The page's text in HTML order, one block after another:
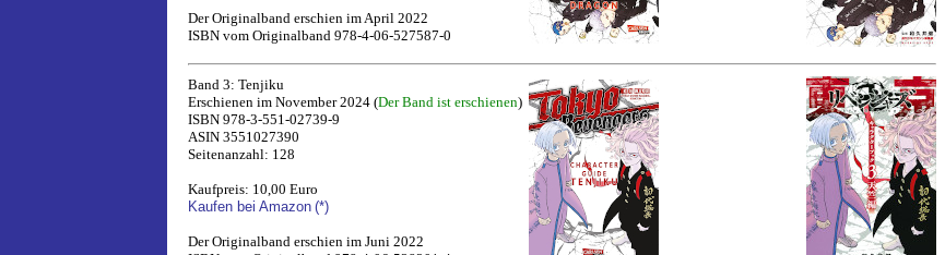
Der Originalband erschien im April 2022
ISBN vom Originalband 978-4-06-527587-0
Band 3: Tenjiku
Erschienen im November 2024 (Der Band ist erschienen)
ISBN 978-3-551-02739-9
ASIN 3551027390
Seitenanzahl: 128
Kaufpreis: 10,00 Euro
Kaufen bei Amazon (*)
Der Originalband erschien im Juni 2022